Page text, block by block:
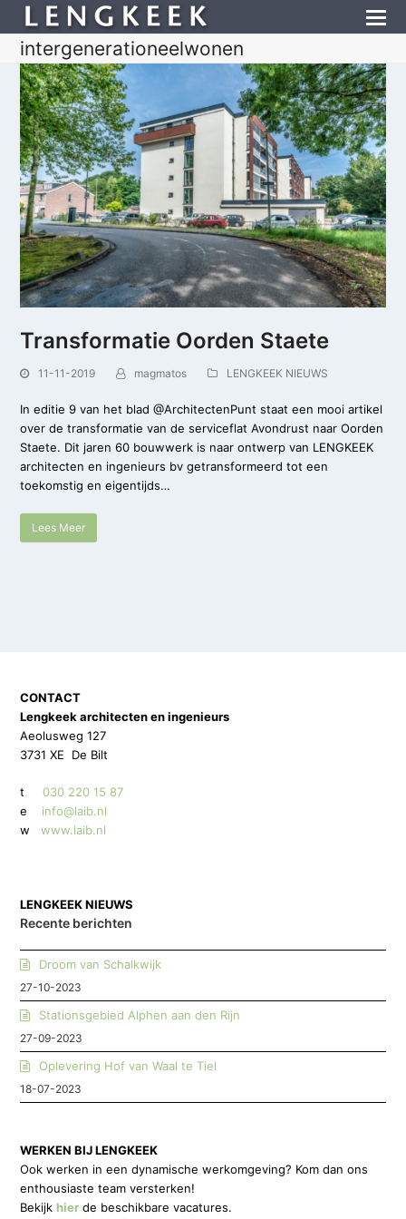
intergenerationeelwonen
Transformatie Oorden Staete
11-11-2019 magmatos LENGKEEK NIEUWS
In editie 9 van het blad @ArchitectenPunt staat een mooi artikel
over de transformatie van de serviceflat Avondrust naar Oorden
Staete. Dit jaren 60 bouwwerk is naar ontwerp van LENGKEEK
architecten en ingenieurs bv getransformeerd tot een
toekomstig en eigentijds…
Lees Meer
CONTACT
Lengkeek architecten en ingenieurs
Aeolusweg 127
3731 XE De Bilt
t030 220 15 87
e info@laib.nl
w
www.laib.nl
LENGKEEK NIEUWS
Recente berichten
Droom van Schalkwijk
27-10-2023
Stationsgebied Alphen aan den Rijn
27-09-2023
Oplevering Hof van Waal te Tiel
18-07-2023
WERKEN BIJ LENGKEEK
Ook werken in een dynamische werkomgeving? Kom dan ons
enthousiaste team versterken!
Bekijkhier de beschikbare vacatures.